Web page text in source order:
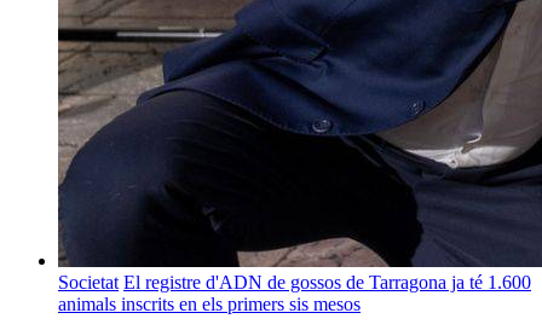
Societat El registre d'ADN de gossos de Tarragona ja té 1.600
animals inscrits en els primers sis mesos